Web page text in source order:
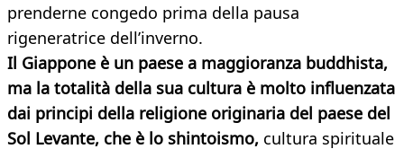
prenderne congedo prima della pausa
rigeneratrice dell’inverno.
Il Giappone è un paese a maggioranza buddhista,
ma la totalità della sua cultura è molto influenzata
dai principi della religione originaria del paese del
Sol Levante, che è lo shintoismo, cultura spirituale